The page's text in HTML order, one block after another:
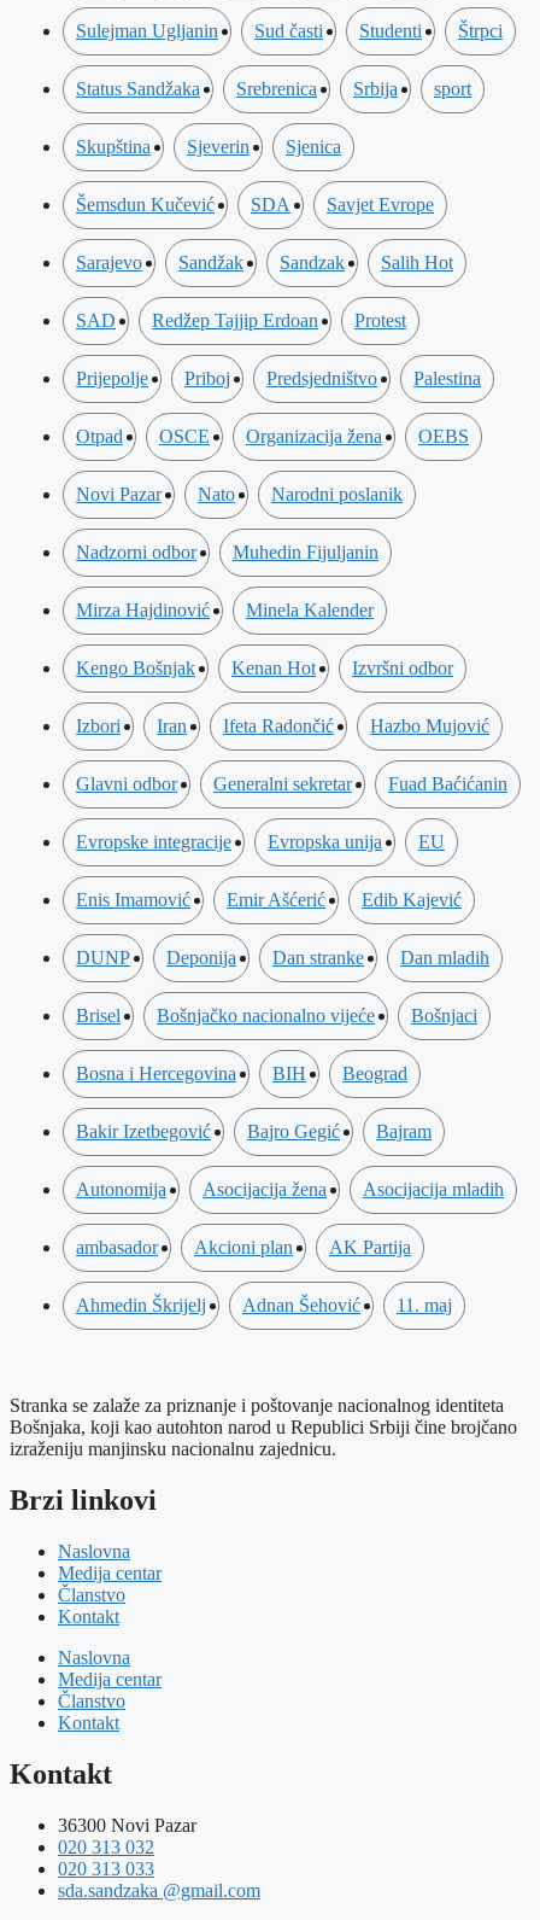
Sulejman Ugljanin Sud časti Studenti Štrpci
Status Sandžaka Srebrenica Srbija sport
Skupština Sjeverin Sjenica
Šemsdun Kučević SDA Savjet Evrope
Sarajevo Sandžak Sandzak Salih Hot
SAD Redžep Tajjip Erdoan Protest
Prijepolje Priboj Predsjedništvo Palestina
Otpad OSCE Organizacija žena OEBS
Novi Pazar Nato Narodni poslanik
Nadzorni odbor Muhedin Fijuljanin
Mirza Hajdinović Minela Kalender
Kengo Bošnjak Kenan Hot Izvršni odbor
Izbori Iran Ifeta Radončić Hazbo Mujović
Glavni odbor Generalni sekretar Fuad Baćićanin
Evropske integracije Evropska unija EU
Enis Imamović Emir Ašćerić Edib Kajević
DUNP Deponija Dan stranke Dan mladih
Brisel Bošnjačko nacionalno vijeće Bošnjaci
Bosna i Hercegovina BIH Beograd
Bakir Izetbegović Bajro Gegić Bajram
Autonomija Asocijacija žena Asocijacija mladih
ambasador Akcioni plan AK Partija
Ahmedin Škrijelj Adnan Šehović 11. maj
Stranka se zalaže za priznanje i poštovanje nacionalnog identiteta
Bošnjaka, koji kao autohton narod u Republici Srbiji čine brojčano
izraženiju manjinsku nacionalnu zajednicu.
Brzi linkovi
Naslovna
Medija centar
Članstvo
Kontakt
Naslovna
Medija centar
Članstvo
Kontakt
Kontakt
36300 Novi Pazar
020 313 032
020 313 033
sda.sandzaka @gmail.com